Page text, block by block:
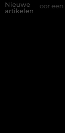
Nieuwe
artikelen
team